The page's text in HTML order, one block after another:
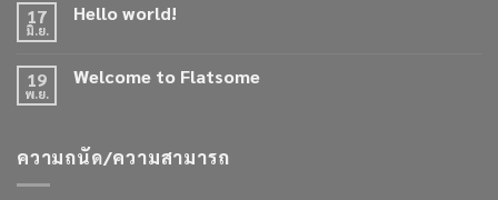
17
มิ.ย.
Hello world!
19
พ.ย.
Welcome to Flatsome
ความถนัด/ความสามารถ